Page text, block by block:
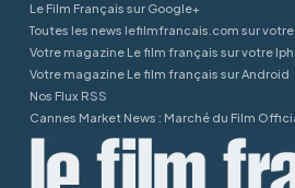
Le Film Français sur Google+
Toutes les news lefilmfrancais.com sur
Votre magazine Le film français sur votre
Votre magazine Le film français sur Android
Nos Flux RSS
Cannes Market News : Marché du Film